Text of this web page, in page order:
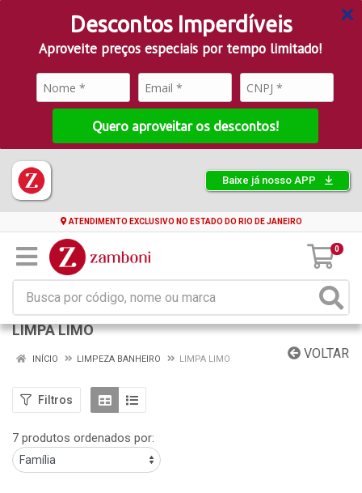
Descontos Imperdíveis
Aproveite preços especiais por tempo limitado!
Quero aproveitar os descontos!
Baixe já nosso APP
ATENDIMENTO EXCLUSIVO NO ESTADO DO RIO DE JANEIRO
0
LIMPA LIMO
VOLTAR
INÍCIO LIMPEZA BANHEIRO LIMPA LIMO
Filtros
7 produtos ordenados por: